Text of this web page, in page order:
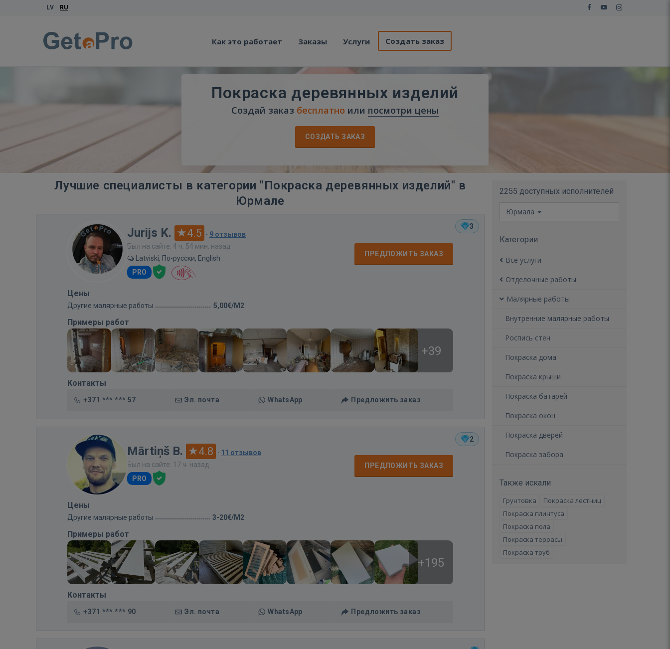
LV RU
Как это работает Заказы Услуги Создать заказ
Покраска деревянных изделий
Создай заказ бесплатно или посмотри цены
СОЗДАТЬ ЗАКАЗ
Лучшие специалисты в категории "Покраска деревянных изделий" в
Юрмале
3
Jurijs K. 4.5 · 9 отзывов
Был на сайте: 4 ч. 54 мин. назад
Latviski, По-русски, English
PRO
ПРЕДЛОЖИТЬ ЗАКАЗ
Цены
Другие малярные работы 5,00€/M2
Примеры работ
+39
Контакты
+371 *** *** 57 Эл. почта WhatsApp Предложить заказ
2
Mārtiņš B. 4.8 · 11 отзывов
Был на сайте: 17 ч. назад
PRO
ПРЕДЛОЖИТЬ ЗАКАЗ
Цены
Другие малярные работы 3-20€/M2
Примеры работ
+195
Контакты
+371 *** *** 90 Эл. почта WhatsApp Предложить заказ
2255 доступных исполнителей
Юрмала
Категории
Все услуги
Отделочные работы
Малярные работы
Внутренние малярные работы
Роспись стен
Покраска дома
Покраска крыши
Покраска батарей
Покраска окон
Покраска дверей
Покраска забора
Также искали
Грунтовка
Покраска лестниц
Покраска плинтуса
Покраска пола
Покраска террасы
Покраска труб